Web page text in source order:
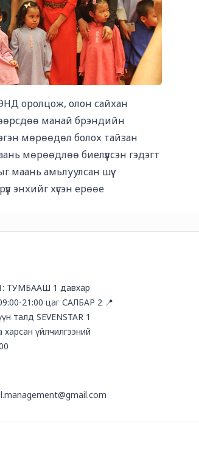
оролцож, олон сайхан
өөрсдөө манай брэндийн
мөрөөдөл болох тайзан
мөрөөдлөө биелүүлсэн гэдэгт
маань амьлуулсан шүү
энхийг хүсэн ерөөе
ТУМБААШ 1 давхар
21:00 цаг САЛБАР 2 📍
талд SEVENSTAR 1
үйлчилгээний